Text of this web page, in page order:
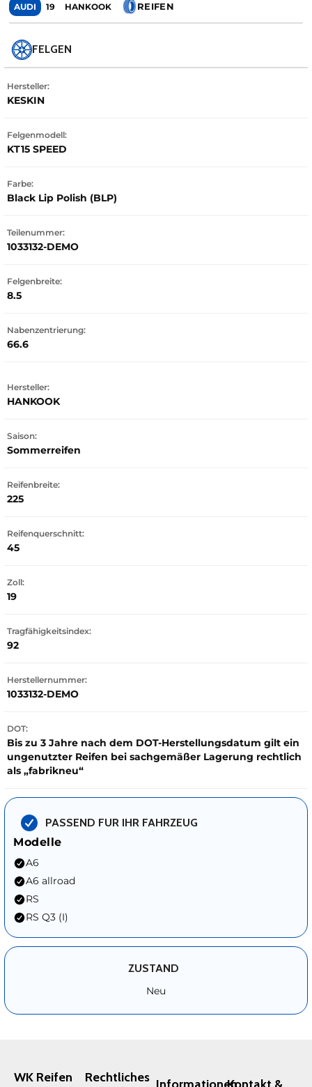
AUDI 19 HANKOOK REIFEN
FELGEN
Hersteller:
KESKIN
Felgenmodell:
KT15 SPEED
Farbe:
Black Lip Polish (BLP)
Teilenummer:
1033132-DEMO
Felgenbreite:
8.5
Nabenzentrierung:
66.6
Hersteller:
HANKOOK
Saison:
Sommerreifen
Reifenbreite:
225
Reifenquerschnitt:
45
Zoll:
19
Tragfähigkeitsindex:
92
Herstellernummer:
1033132-DEMO
DOT:
Bis zu 3 Jahre nach dem DOT-Herstellungsdatum gilt ein
ungenutzter Reifen bei sachgemäßer Lagerung rechtlich
als „fabrikneu“
PASSEND FUR IHR FAHRZEUG
Modelle
A6
A6 allroad
RS
RS Q3 (I)
ZUSTAND
Neu
WK Reifen Rechtliches